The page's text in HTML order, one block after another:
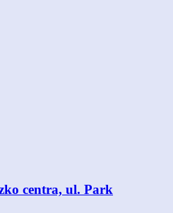
centra, ul. Park